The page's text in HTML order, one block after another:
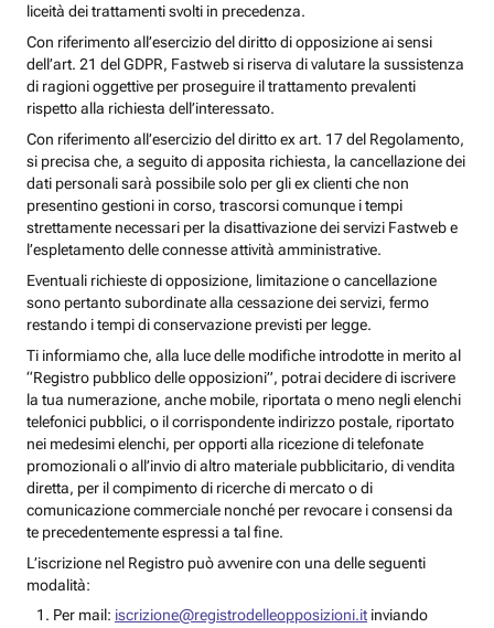
liceità dei trattamenti svolti in precedenza.
Con riferimento all’esercizio del diritto di opposizione ai sensi
dell’art. 21 del GDPR, Fastweb si riserva di valutare la sussistenza
di ragioni oggettive per proseguire il trattamento prevalenti
rispetto alla richiesta dell’interessato.
Con riferimento all’esercizio del diritto ex art. 17 del Regolamento,
si precisa che, a seguito di apposita richiesta, la cancellazione dei
dati personali sarà possibile solo per gli ex clienti che non
presentino gestioni in corso, trascorsi comunque i tempi
strettamente necessari per la disattivazione dei servizi Fastweb e
l’espletamento delle connesse attività amministrative.
Eventuali richieste di opposizione, limitazione o cancellazione
sono pertanto subordinate alla cessazione dei servizi, fermo
restando i tempi di conservazione previsti per legge.
Ti informiamo che, alla luce delle modifiche introdotte in merito al
“Registro pubblico delle opposizioni”, potrai decidere di iscrivere
la tua numerazione, anche mobile, riportata o meno negli elenchi
telefonici pubblici, o il corrispondente indirizzo postale, riportato
nei medesimi elenchi, per opporti alla ricezione di telefonate
promozionali o all’invio di altro materiale pubblicitario, di vendita
diretta, per il compimento di ricerche di mercato o di
comunicazione commerciale nonché per revocare i consensi da
te precedentemente espressi a tal fine.
L’iscrizione nel Registro può avvenire con una delle seguenti
modalità:
Per mail: iscrizione@registrodelleopposizioni.it inviando